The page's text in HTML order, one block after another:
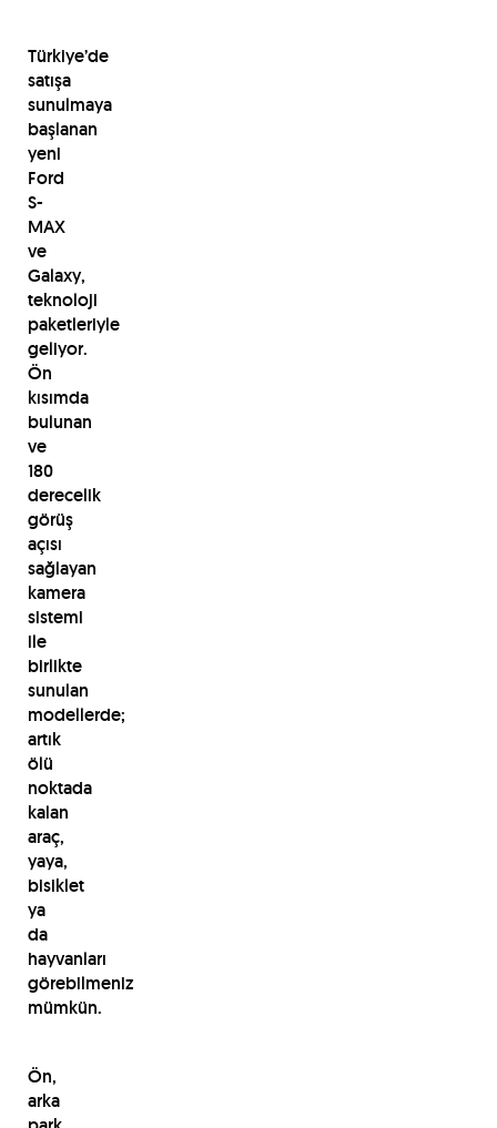
Türkiye’de
satışa
sunulmaya
başlanan
yeni
Ford
S-
MAX
ve
Galaxy,
teknoloji
paketleriyle
geliyor.
Ön
kısımda
bulunan
ve
180
derecelik
görüş
açısı
sağlayan
kamera
sistemi
ile
birlikte
sunulan
modellerde;
artık
ölü
noktada
kalan
araç,
yaya,
bisiklet
ya
da
hayvanları
görebilmeniz
mümkün.
Ön,
arka